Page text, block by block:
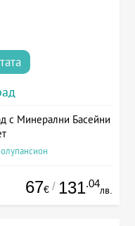
с Минерални Басейни
67€ / 131.04
лв.